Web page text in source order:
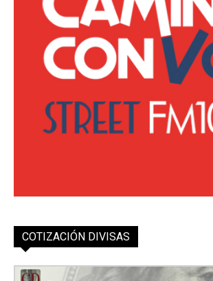
COTIZACIÓN DIVISAS